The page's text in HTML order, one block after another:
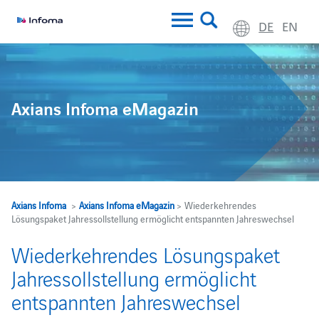
DE EN
Axians Infoma eMagazin
Axians Infoma> Axians Infoma eMagazin> Wiederkehrendes
Lösungspaket Jahressollstellung ermöglicht entspannten Jahreswechsel
Wiederkehrendes Lösungspaket
Jahressollstellung ermöglicht
entspannten Jahreswechsel